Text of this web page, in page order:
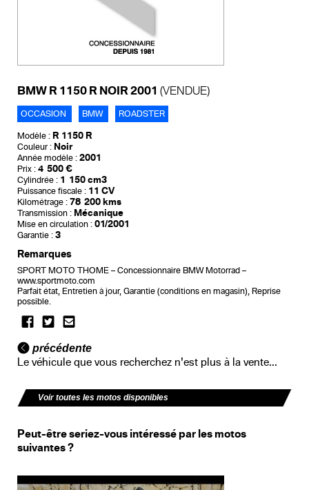
BMW R 1150 R NOIR 2001 (VENDUE)
OCCASION BMW ROADSTER
Modèle : R 1150 R
Couleur : Noir
Année modèle : 2001
Prix : 4 500 €
Cylindrée : 1 150 cm3
Puissance fiscale : 11 CV
Kilométrage : 78 200 kms
Transmission : Mécanique
Mise en circulation : 01/2001
Garantie : 3
Remarques
SPORT MOTO THOME – Concessionnaire BMW Motorrad –
www.sportmoto.com
Parfait état, Entretien à jour, Garantie (conditions en magasin), Reprise
possible.
précédente
Le véhicule que vous recherchez n'est plus à la vente...
Voir toutes les motos disponibles
Peut-être seriez-vous intéressé par les motos
suivantes ?